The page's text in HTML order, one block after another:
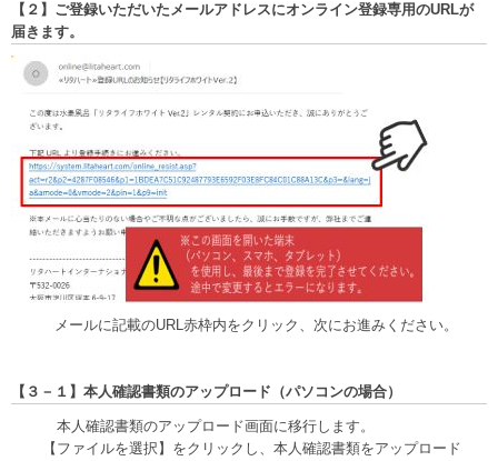
【２】ご登録いただいたメールアドレスにオンライン登録専用のURLが
届きます。
メールに記載のURL赤枠内をクリック、次にお進みください。
【３－１】本人確認書類のアップロード（パソコンの場合）
本人確認書類のアップロード画面に移行します。
【ファイルを選択】をクリックし、本人確認書類をアップロード